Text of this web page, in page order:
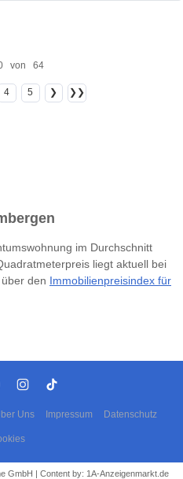
von 64
4 5 ❯ ❯❯
im Durchschnitt
liegt aktuell bei
den Immobilienpreisindex für
Uns Impressum Datenschutz
GmbH | Content by: 1A-Anzeigenmarkt.de